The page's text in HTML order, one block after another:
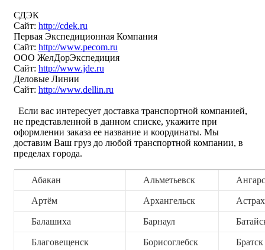
СДЭК
Сайт: http://cdek.ru
Первая Экспедиционная Компания
Сайт: http://www.pecom.ru
ООО ЖелДорЭкспедиция
Сайт: http://www.jde.ru
Деловые Линии
Сайт: http://www.dellin.ru
Если вас интересует доставка транспортной компанией,
не представленной в данном списке, укажите при
оформлении заказа ее название и координаты. Мы
доставим Ваш груз до любой транспортной компании, в
пределах города.
Абакан Альметьевск
Артём Архангельск
Балашиха Барнаул
Благовещенск Борисоглебск Братск